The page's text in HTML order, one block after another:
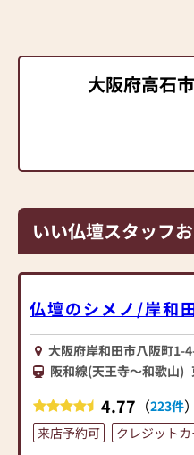
大阪府高石
いい仏壇スタッフ
仏壇のシメノ/岸和
大阪府岸和田市八阪町1-
阪和線(天王寺～和歌山)
4.77 （223件）
来店予約可
クレジット